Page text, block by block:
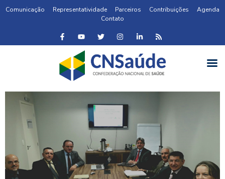
Comunicação Representatividade Parceiros Contribuições
Agenda
Contato